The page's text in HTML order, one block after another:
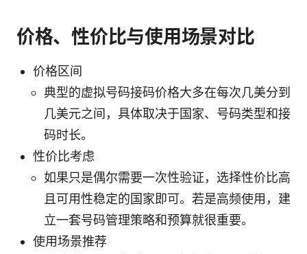
价格、性价比与使用场景对比
价格区间
典型的虚拟号码接码价格大多在每次几美分到
几美元之间，具体取决于国家、号码类型和接
码时长。
性价比考虑
如果只是偶尔需要一次性验证，选择性价比高
且可用性稳定的国家即可。若是高频使用，建
立一套号码管理策略和预算就很重要。
使用场景推荐